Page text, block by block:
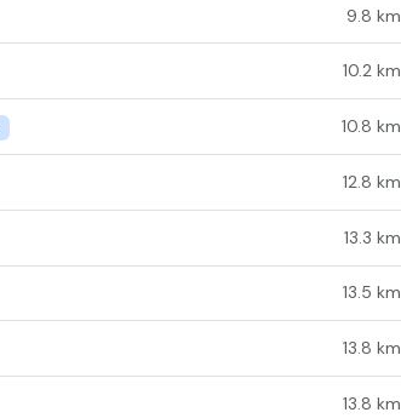
9.8 km
10.2 km
10.8 km
12.8 km
13.3 km
13.5 km
13.8 km
13.8 km